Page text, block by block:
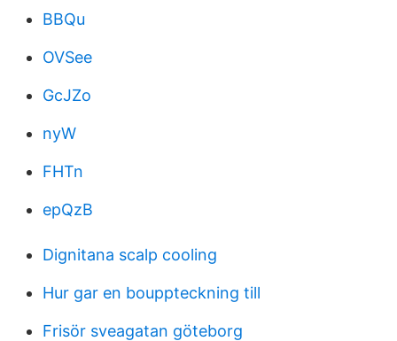
BBQu
OVSee
GcJZo
nyW
FHTn
epQzB
Dignitana scalp cooling
Hur gar en bouppteckning till
Frisör sveagatan göteborg